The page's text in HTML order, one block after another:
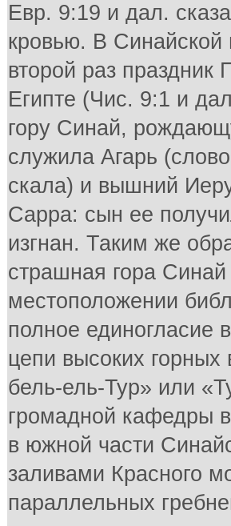
Евр. 9:19 и дал.
кровью. В Синайской
второй раз праздник
Египте (Чис. 9:1 и
гору Синай,
служила Агарь
скала) и вышний
Сарра: сын ее
изгнан. Таким же
страшная гора
местоположении
полное единогласие
цепи высоких
бель-ель-Тур» или
громадной кафедры
в южной части
заливами Красного
параллельных